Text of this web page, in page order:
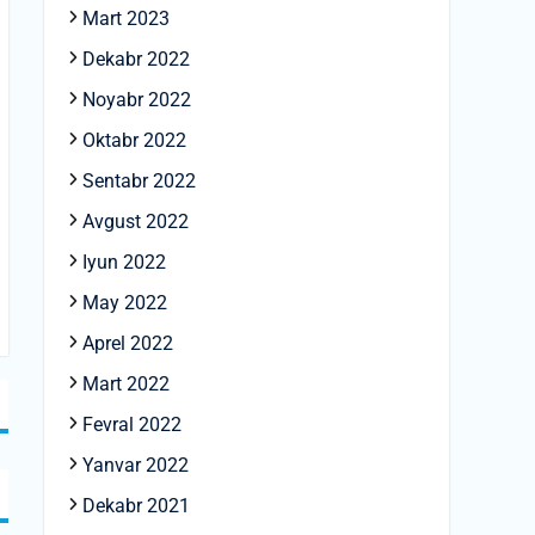
Mart 2023
Dekabr 2022
Noyabr 2022
Oktabr 2022
Sentabr 2022
Avgust 2022
Iyun 2022
May 2022
Aprel 2022
Mart 2022
Fevral 2022
Yanvar 2022
Dekabr 2021